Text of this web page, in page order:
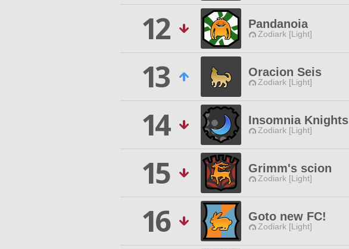
12
Pandanoia
Zodiark [Light]
13
Oracion Seis
Zodiark [Light]
14
Insomnia Knights
Zodiark [Light]
15
Grimm's scion
Zodiark [Light]
16
Goto new FC!
Zodiark [Light]